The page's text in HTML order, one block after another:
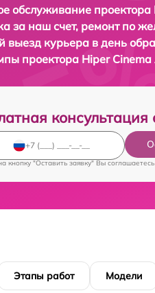
обслуживание проектора
за наш счет, ремонт по
выезд курьера в день
проектора Hiper
кнопку "Оставить заявку" Вы
Этапы работ Модели